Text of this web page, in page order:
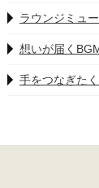
ラウンジミュ
想いが届く
手をつなぎた